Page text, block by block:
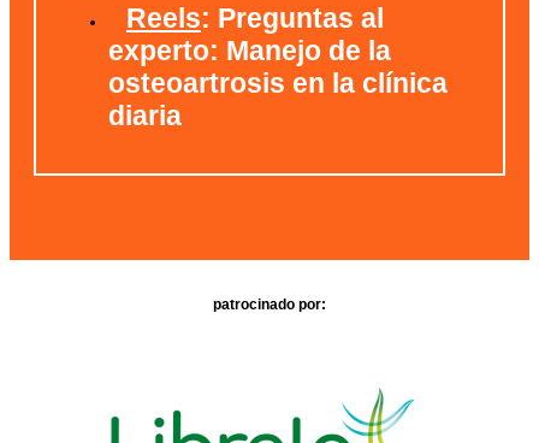
Reels: Preguntas al
experto: Manejo de la
osteoartrosis en la clínica
diaria
patrocinado por: